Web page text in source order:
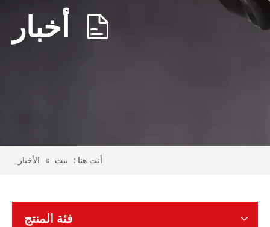
 أخبار
أنت هنا : بيت » الأخبار
فئة المنتج